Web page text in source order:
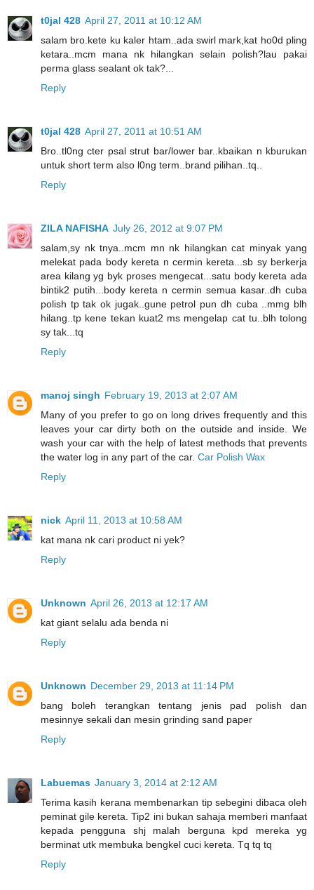
t0jal 428 April 27, 2011 at 10:12 AM
salam bro.kete ku kaler htam..ada swirl mark,kat ho0d pling
ketara..mcm mana nk hilangkan selain polish?lau pakai
perma glass sealant ok tak?...
Reply
t0jal 428 April 27, 2011 at 10:51 AM
Bro..tl0ng cter psal strut bar/lower bar..kbaikan n kburukan
untuk short term also l0ng term..brand pilihan..tq..
Reply
ZILA NAFISHA July 26, 2012 at 9:07 PM
salam,sy nk tnya..mcm mn nk hilangkan cat minyak yang
melekat pada body kereta n cermin kereta...sb sy berkerja
area kilang yg byk proses mengecat...satu body kereta ada
bintik2 putih...body kereta n cermin semua kasar..dh cuba
polish tp tak ok jugak..gune petrol pun dh cuba ..mmg blh
hilang..tp kene tekan kuat2 ms mengelap cat tu..blh tolong
sy tak...tq
Reply
manoj singh February 19, 2013 at 2:07 AM
Many of you prefer to go on long drives frequently and this
leaves your car dirty both on the outside and inside. We
wash your car with the help of latest methods that prevents
the water log in any part of the car. Car Polish Wax
Reply
nick April 11, 2013 at 10:58 AM
kat mana nk cari product ni yek?
Reply
Unknown April 26, 2013 at 12:17 AM
kat giant selalu ada benda ni
Reply
Unknown December 29, 2013 at 11:14 PM
bang boleh terangkan tentang jenis pad polish dan
mesinnye sekali dan mesin grinding sand paper
Reply
Labuemas January 3, 2014 at 2:12 AM
Terima kasih kerana membenarkan tip sebegini dibaca oleh
peminat gile kereta. Tip2 ini bukan sahaja memberi manfaat
kepada pengguna shj malah berguna kpd mereka yg
berminat utk membuka bengkel cuci kereta. Tq tq tq
Reply